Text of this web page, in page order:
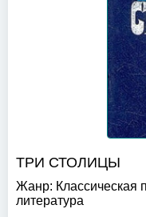
ТРИ СТОЛИЦЫ
Жанр: Классическая
литература